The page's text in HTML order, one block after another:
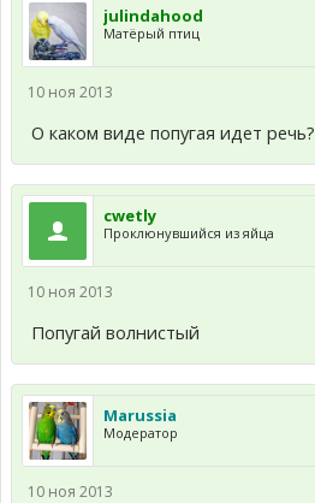
julindahood
Матёрый птиц
10 ноя 2013
О каком виде попугая идет речь?
cwetly
Проклюнувшийся из яйца
10 ноя 2013
Попугай волнистый
Marussia
Модератор
10 ноя 2013